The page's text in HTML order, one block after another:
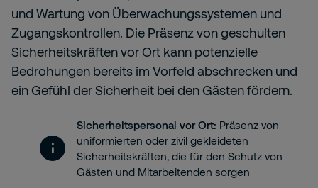
und Wartung von Überwachungssystemen und
Zugangskontrollen. Die Präsenz von geschulten
Sicherheitskräften vor Ort kann potenzielle
Bedrohungen bereits im Vorfeld abschrecken und
ein Gefühl der Sicherheit bei den Gästen fördern.
Sicherheitspersonal vor Ort: Präsenz von
uniformierten oder zivil gekleideten
Sicherheitskräften, die für den Schutz von
Gästen und Mitarbeitenden sorgen